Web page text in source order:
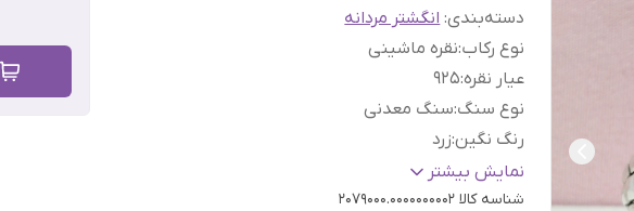
دسته‌بندی:انگشتر مردانه
نوع رکاب:نقره ماشینی
عیار نقره:
925
نوع سنگ:سنگ معدنی
رنگ نگین:زرد
وزن:13 گرم
نمایش بیشتر
شناسه کالا 2079000.0000000002